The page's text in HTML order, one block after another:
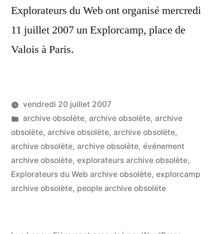
Explorateurs du Web ont organisé mercredi
11 juillet 2007 un Explorcamp, place de
Valois à Paris.
Publié
par
LucL
vendredi 20 juillet 2007
Publié
dans
archive obsolète, archive obsolète, archive
obsolète, archive obsolète, archive obsolète,
archive obsolète, archive obsolète, événement
archive obsolète, explorateurs archive obsolète,
Explorateurs du Web archive obsolète, explorcamp
archive obsolète, people archive obsolète